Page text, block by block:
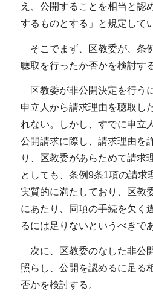
え、公開することを相当と認
するものとする」と規定して
そこでまず、区教委が、条
聴取を行ったか否かを検討する
区教委が非公開決定を行う
申立人から請求理由を聴取し
れない。しかし、すでに申立
公開請求に際し、請求理由を
り、区教委があらためて請求
としても、条例9条1項の請求
実質的に満たしており、区教
にあたり、同項の手続を欠く
るには足りないというべきで
次に、区教委のなした非公
照らし、公開を認めるに足る
否かを検討する。